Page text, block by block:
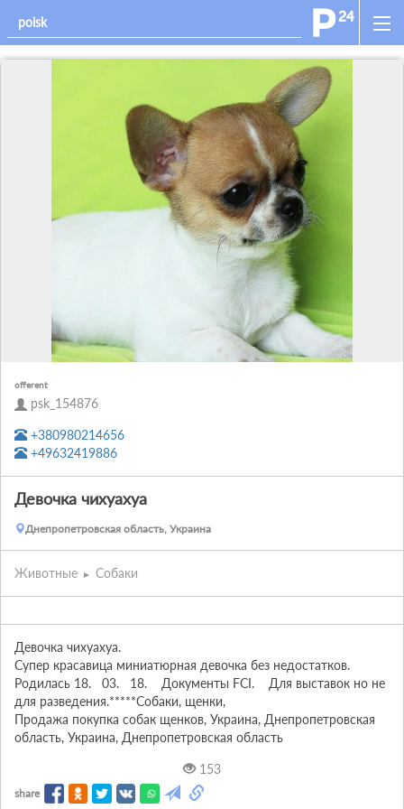
offerent
psk_154876
+380980214656
+49632419886
Девочка чихуахуа
Днепропетровская область, Украина
Животные Собаки
Девочка чихуахуа.
Супер красавица миниатюрная девочка без недостатков.
Родилась 18.   03.   18.    Документы FCI.    Для выставок но не
для разведения.*****Собаки, щенки,
Продажа покупка собак щенков, Украина, Днепропетровская
область, Украина, Днепропетровская область
153
share